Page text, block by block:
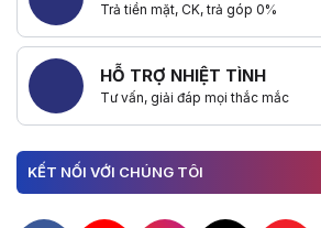
Trả tiền mặt, CK, trả góp 0%
HỖ TRỢ NHIỆT TÌNH
Tư vấn, giải đáp mọi thắc mắc
KẾT NỐI VỚI CHÚNG TÔI